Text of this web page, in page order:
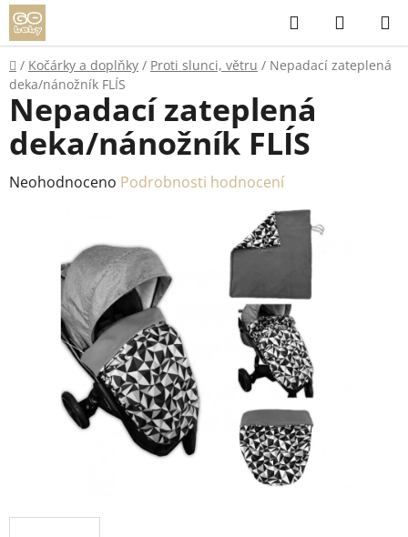
Přejít
na
obsah
Hledat
KOŠÍK
Domů
/ Kočárky a doplňky / Proti slunci, větru / Nepadací zateplená
deka/nánožník FLÍS
Nepadací zateplená
deka/nánožník FLÍS
Průměrné
hvězdiček.
Neohodnoceno Podrobnosti hodnocení